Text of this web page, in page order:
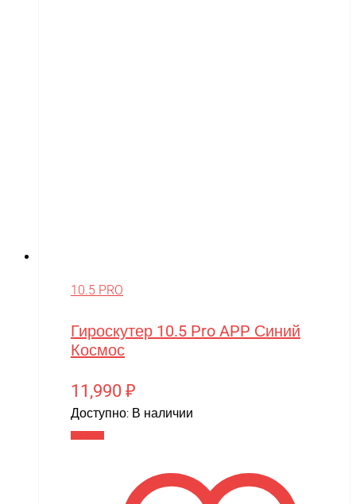
10.5 PRO
Гироскутер 10.5 Pro APP Синий
Космос
11,990 ₽
Доступно: В наличии